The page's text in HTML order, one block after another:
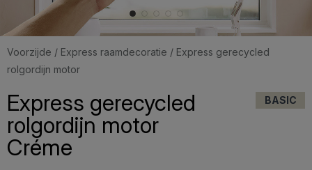
Voorzijde / Express raamdecoratie / Express gerecycled
rolgordijn motor
Express gerecycled
rolgordijn motor
Créme
BASIC